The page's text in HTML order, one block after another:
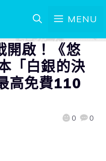
MENU
開啟！《悠
「白銀的決
高免費110
0 0